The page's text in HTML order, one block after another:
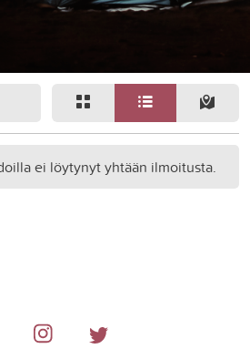
ei löytynyt yhtään ilmoitusta.